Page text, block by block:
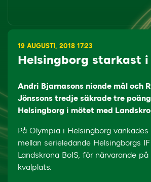
19 AUGUSTI, 2018 17:23
Helsingborg starkast
Andri Bjarnasons nionde mål och
Jönssons tredje säkrade tre
Helsingborg i mötet med
På Olympia i Helsingborg vankades
mellan serieledande Helsingborgs
Landskrona BoIS, för närvarande
kvalplats.